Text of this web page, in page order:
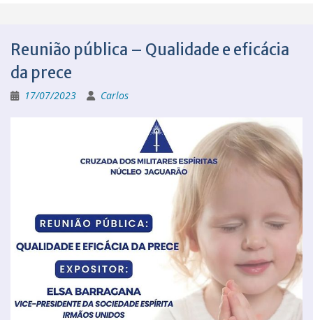
Reunião pública – Qualidade e eficácia
da prece
17/07/2023 Carlos